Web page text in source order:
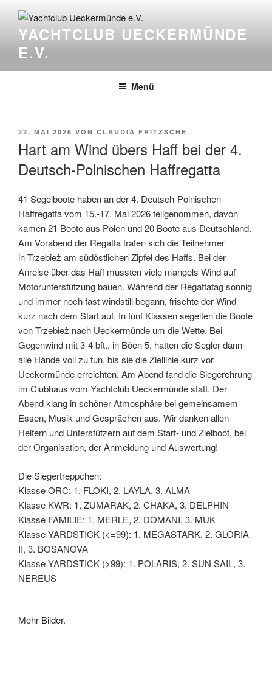
Inhalt
springenYACHTCLUB UECKERMÜNDE
E.V.
Menü
VERÖFFENTLICHT
22. MAI 2026 VON CLAUDIA FRITZSCHE
Hart am Wind übers Haff bei der 4.
Deutsch-Polnischen Haffregatta
41 Segelboote haben an der 4. Deutsch-Polnischen
Haffregatta vom 15.-17. Mai 2026 teilgenommen, davon
kamen 21 Boote aus Polen und 20 Boote aus Deutschland.
Am Vorabend der Regatta trafen sich die Teilnehmer
in Trzebież am südöstlichen Zipfel des Haffs. Bei der
Anreise über das Haff mussten viele mangels Wind auf
Motorunterstützung bauen. Während der Regattatag sonnig
und immer noch fast windstill begann, frischte der Wind
kurz nach dem Start auf. In fünf Klassen segelten die Boote
von Trzebież nach Ueckermünde um die Wette. Bei
Gegenwind mit 3-4 bft., in Böen 5, hatten die Segler dann
alle Hände voll zu tun, bis sie die Ziellinie kurz vor
Ueckermünde erreichten. Am Abend fand die Siegerehrung
im Clubhaus vom Yachtclub Ueckermünde statt. Der
Abend klang in schöner Atmosphäre bei gemeinsamem
Essen, Musik und Gesprächen aus. Wir danken allen
Helfern und Unterstützern auf dem Start- und Zielboot, bei
der Organisation, der Anmeldung und Auswertung!
Die Siegertreppchen:
Klasse ORC: 1. FLOKI, 2. LAYLA, 3. ALMA
Klasse KWR: 1. ZUMARAK, 2. CHAKA, 3. DELPHIN
Klasse FAMILIE: 1. MERLE, 2. DOMANI, 3. MUK
Klasse YARDSTICK (<=99): 1. MEGASTARK, 2. GLORIA
II, 3. BOSANOVA
Klasse YARDSTICK (>99): 1. POLARIS, 2. SUN SAIL, 3.
NEREUS
Mehr Bilder.